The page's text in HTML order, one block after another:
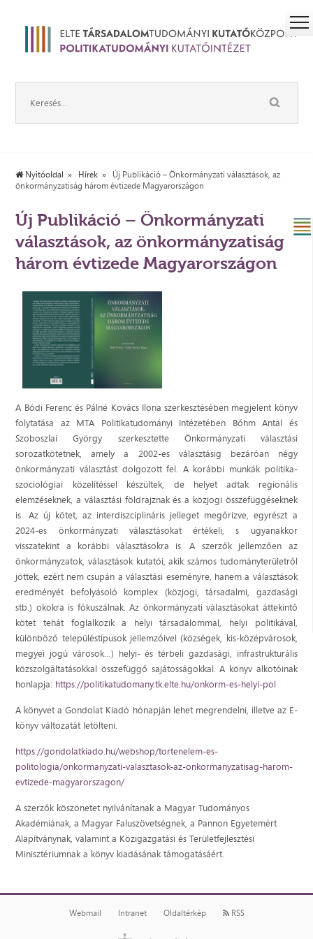
Nyitóoldal Hírek
Új Publikáció – Önkormányzati választások, az
önkormányzatiság három évtizede Magyarországon
Új Publikáció – Önkormányzati
választások, az önkormányzatiság
három évtizede Magyarországon
A Bódi Ferenc és Pálné Kovács Ilona szerkesztésében megjelent könyv
folytatása az MTA Politikatudományi Intézetében Bőhm Antal és
Szoboszlai György szerkesztette Önkormányzati választási
sorozatkötetnek, amely a 2002-es választásig bezáróan négy
önkormányzati választást dolgozott fel. A korábbi munkák politika-
szociológiai közelítéssel készültek, de helyet adtak regionális
elemzéseknek, a választási földrajznak és a közjogi összefüggéseknek
is. ­Az új kötet, az interdiszciplináris jelleget megőrizve, egyrészt a
2024-es önkormányzati választásokat értékeli, s ugyanakkor
visszatekint a korábbi választásokra is. A szerzők jellemzően az
önkormányzatok, választások kutatói, akik számos tudományterületről
jöttek, ezért nem csupán a választási eseményre, hanem a választások
eredményét befolyásoló komplex (közjogi, társadalmi, gazdasági
stb.) okokra is fókuszálnak. Az önkormányzati választásokat áttekintő
kötet tehát foglalkozik a helyi társadalommal, helyi politikával,
különböző településtípusok jellemzőivel (községek, kis-középvárosok,
megyei jogú városok…) helyi- és térbeli gazdasági, infrastrukturális
közszolgáltatásokkal összefüggő sajátosságokkal. A könyv alkotóinak
honlapja: https://politikatudomany.tk.elte.hu/onkorm-es-helyi-pol
A könyvet a Gondolat Kiadó hónapján lehet megrendelni, illetve az E-
könyv változatát letölteni.
https://gondolatkiado.hu/webshop/tortenelem-es-
politologia/onkormanyzati-valasztasok-az-onkormanyzatisag-harom-
evtizede-magyarorszagon/
A szerzők köszönetet nyilvánítanak a Magyar Tudományos
Akadémiának, a Magyar Faluszövetségnek, a Pannon Egyetemért
Alapítványnak, valamint a Közigazgatási és Területfejlesztési
Minisztériumnak a könyv kiadásának támogatásáért.
Webmail Intranet Oldaltérkép RSS